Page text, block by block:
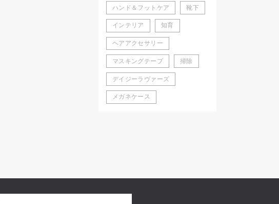
ハンド＆フットケア 靴下
インテリア 知育
ヘアアクセサリー
マスキングテープ 掃除
デイジーラヴァーズ
メガネケース